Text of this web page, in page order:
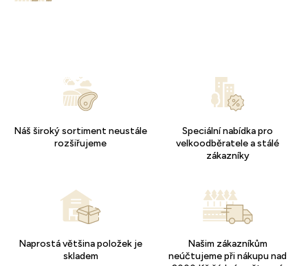
Náš široký sortiment neustále
rozšiřujeme
Speciální nabídka pro
velkoodběratele a stálé
zákazníky
Naprostá většina položek je
skladem
Našim zákazníkům
neúčtujeme při nákupu nad